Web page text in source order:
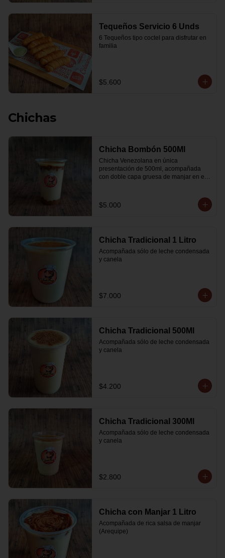
Tequeños Servicio 6 Unds
6 Tequeños tipo coctel para disfrutar en
familia
$5.600
Chichas
Chicha Bombón 500Ml
Chicha Venezolana en única
presentación de 500ml, acompañada
con doble capa gruesa de manjar en el
$5.000
Chicha Tradicional 1 Litro
Acompañada sólo de leche condensada
y canela
$7.000
Chicha Tradicional 500Ml
Acompañada sólo de leche condensada
y canela
$4.200
Chicha Tradicional 300Ml
Acompañada sólo de leche condensada
y canela
$2.800
Chicha con Manjar 1 Litro
Acompañada de rica salsa de manjar
(Arequipe)